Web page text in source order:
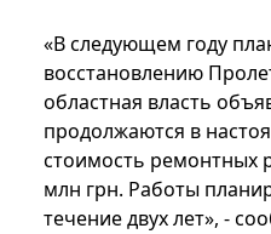
«В следующем году
восстановлению
областная власть
продолжаются в
стоимость ремонтных
млн грн. Работы
течение двух лет», -